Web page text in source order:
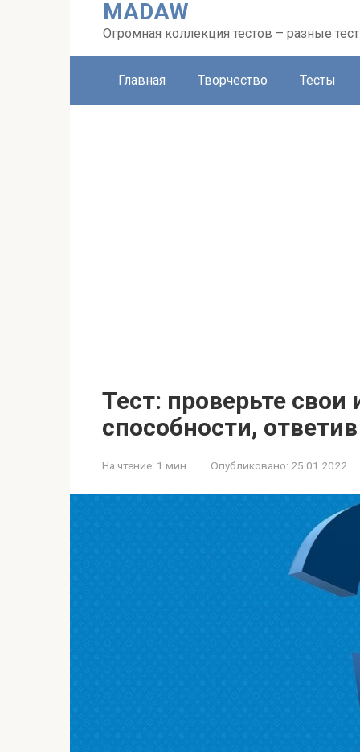
MADAW
Огромная коллекция тестов – разные
Главная Творчество Тесты
Тест: проверьте
способности,
На чтение: 1 мин Опубликовано: 25.01.2022